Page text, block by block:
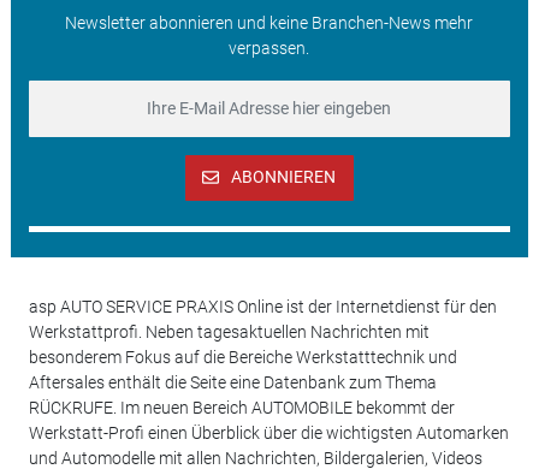
Newsletter abonnieren und keine Branchen-News mehr
verpassen.
ABONNIEREN
asp AUTO SERVICE PRAXIS Online ist der Internetdienst für den
Werkstattprofi. Neben tagesaktuellen Nachrichten mit
besonderem Fokus auf die Bereiche Werkstatttechnik und
Aftersales enthält die Seite eine Datenbank zum Thema
RÜCKRUFE. Im neuen Bereich AUTOMOBILE bekommt der
Werkstatt-Profi einen Überblick über die wichtigsten Automarken
und Automodelle mit allen Nachrichten, Bildergalerien, Videos